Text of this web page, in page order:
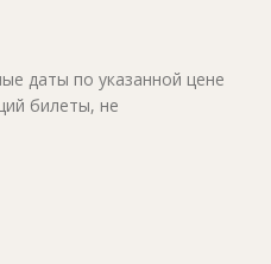
даты по указанной цене
билеты, не